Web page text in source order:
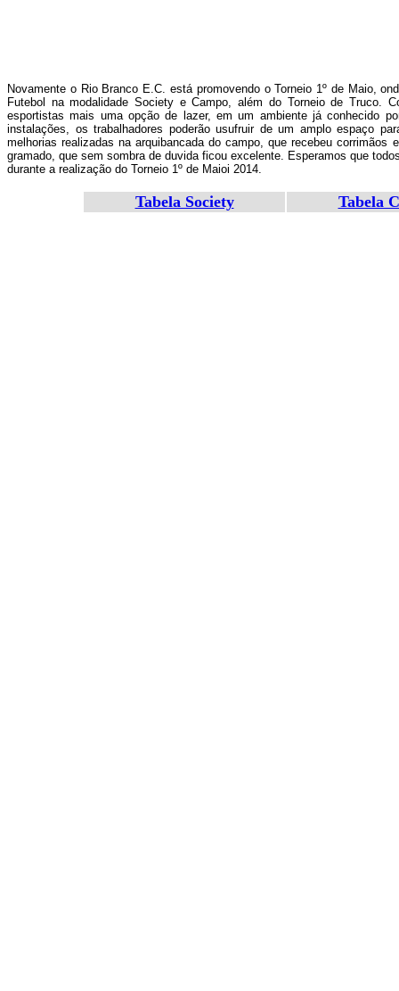
Novamente o Rio Branco E.C. está promovendo o Torneio 1º de Maio,
Futebol na modalidade Society e Campo, além do Torneio de Truco.
esportistas mais uma opção de lazer, em um ambiente já conhecido
instalações, os trabalhadores poderão usufruir de um amplo espaço
melhorias realizadas na arquibancada do campo, que recebeu
gramado, que sem sombra de duvida ficou excelente. Esperamos que
durante a realização do Torneio 1º de Maioi 2014.
Tabela Society Tabela